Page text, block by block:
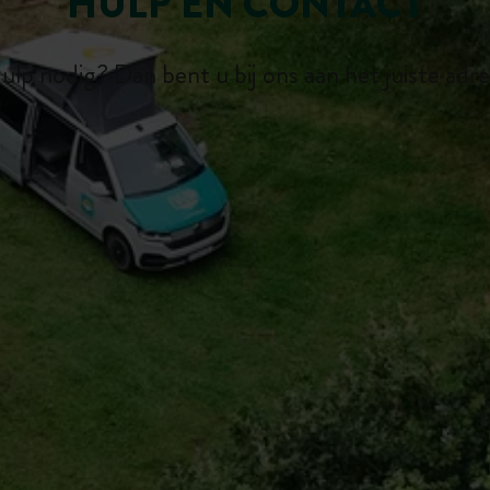
nodig? Dan bent u bij ons aan het juiste